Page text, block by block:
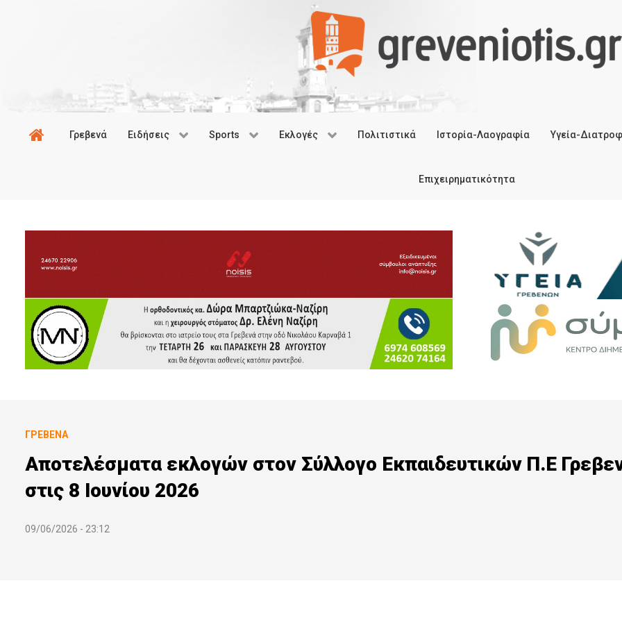
Γρεβενά Ειδήσεις Sports Εκλογές Πολιτιστικά Ιστορία-Λαογραφία Υγεία-
Επιχειρηματικότητα
ΓΡΕΒΕΝΆ
Αποτελέσματα εκλογών στον Σύλλογο Εκπαιδευτικών Π.Ε
στις 8 Ιουνίου 2026
09/06/2026 - 23:12